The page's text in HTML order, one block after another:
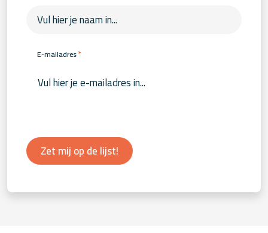
E-mailadres*
Zet mij op de lijst!